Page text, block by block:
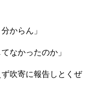
からん」
なかったのか」
吹寄に報告しとくぜ